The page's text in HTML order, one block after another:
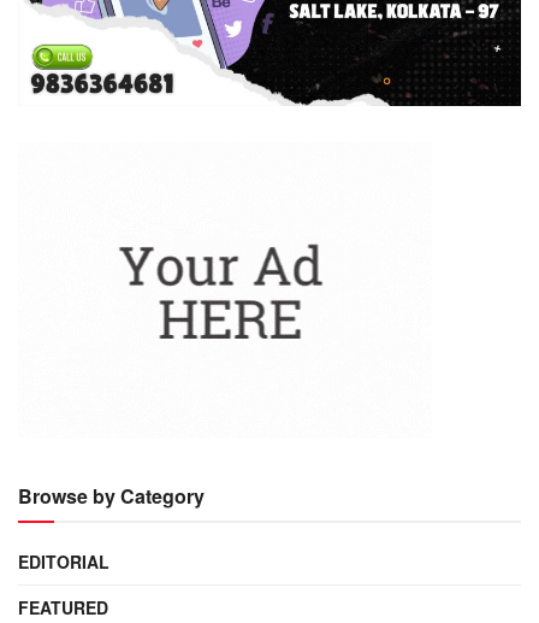
Browse by Category
EDITORIAL
FEATURED